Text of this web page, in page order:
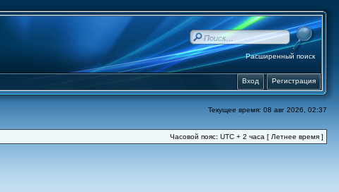
Расширенный поиск
Регистрация
Вход
Текущее время: 08 авг 2026, 02:37
Часовой пояс: UTC + 2 часа [ Летнее время ]